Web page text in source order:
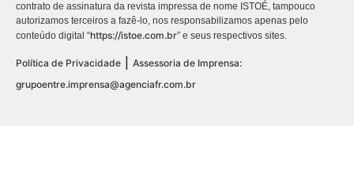
contrato de assinatura da revista impressa de nome ISTOÉ, tampouco
autorizamos terceiros a fazê-lo, nos responsabilizamos apenas pelo
conteúdo digital “https://istoe.com.br” e seus respectivos sites.
Política de Privacidade
Assessoria de Imprensa:
grupoentre.imprensa@agenciafr.com.br